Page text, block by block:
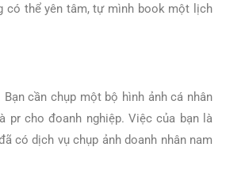
có thể yên tâm, tự mình book một lịch
cần chụp một bộ hình ảnh cá nhân
pr cho đoanh nghiệp. Việc của bạn là
có dịch vụ chụp ảnh doanh nhân nam